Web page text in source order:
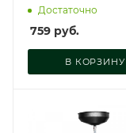
Достаточно
759 руб.
В КОРЗИНУ